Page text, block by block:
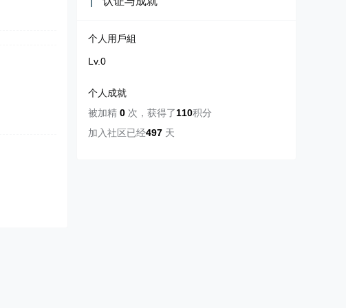
个人用戶組
Lv.0
个人成就
被加精 0 次 ， 获得了110积分
加入社区已经497 天